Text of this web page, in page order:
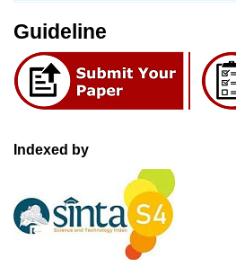
Guideline
Indexed by